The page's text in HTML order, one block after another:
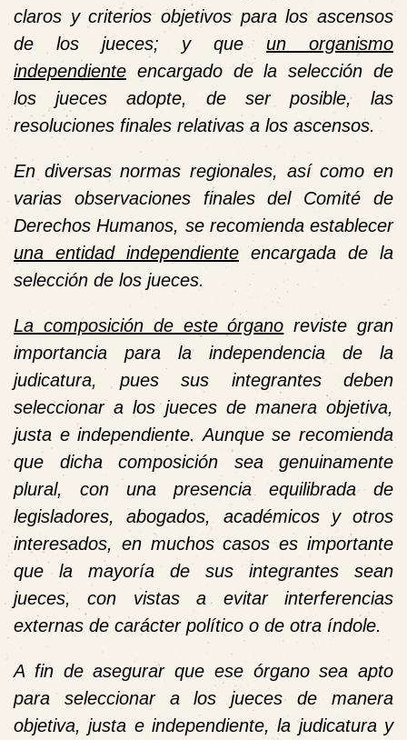
claros y criterios objetivos para los ascensos
de los jueces; y que un organismo
independiente encargado de la selección de
los jueces adopte, de ser posible, las
resoluciones finales relativas a los ascensos.
En diversas normas regionales, así como en
varias observaciones finales del Comité de
Derechos Humanos, se recomienda establecer
una entidad independiente encargada de la
selección de los jueces.
La composición de este órgano reviste gran
importancia para la independencia de la
judicatura, pues sus integrantes deben
seleccionar a los jueces de manera objetiva,
justa e independiente. Aunque se recomienda
que dicha composición sea genuinamente
plural, con una presencia equilibrada de
legisladores, abogados, académicos y otros
interesados, en muchos casos es importante
que la mayoría de sus integrantes sean
jueces, con vistas a evitar interferencias
externas de carácter político o de otra índole.
A fin de asegurar que ese órgano sea apto
para seleccionar a los jueces de manera
objetiva, justa e independiente, la judicatura y